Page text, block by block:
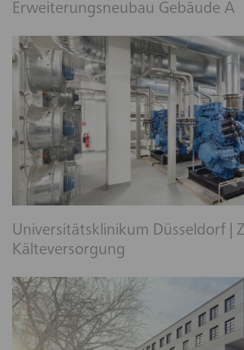
Erweiterungsneubau Gebäude A
Universitätsklinikum Düsseldorf |
Kälteversorgung